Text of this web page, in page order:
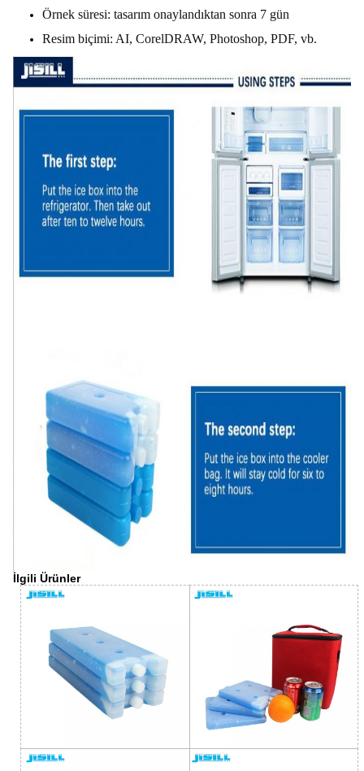
Örnek süresi: tasarım onaylandıktan sonra 7 gün
Resim biçimi: AI, CorelDRAW, Photoshop, PDF, vb.
İlgili Ürünler